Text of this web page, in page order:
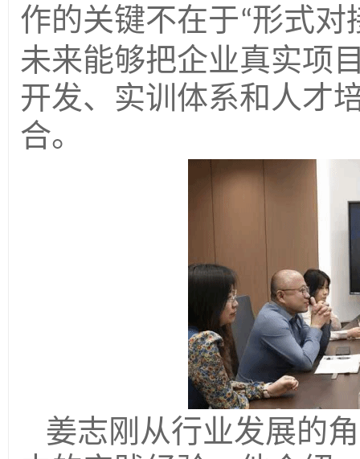
作的关键不在于“形式对
未来能够把企业真实项
开发、实训体系和人才
合。
姜志刚从行业发展的